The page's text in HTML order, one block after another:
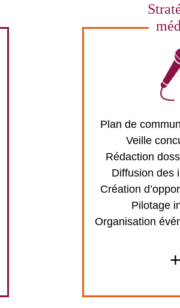
Plan de
Veille
Rédaction
Diffusion des
Création
Pilotage
Organisation